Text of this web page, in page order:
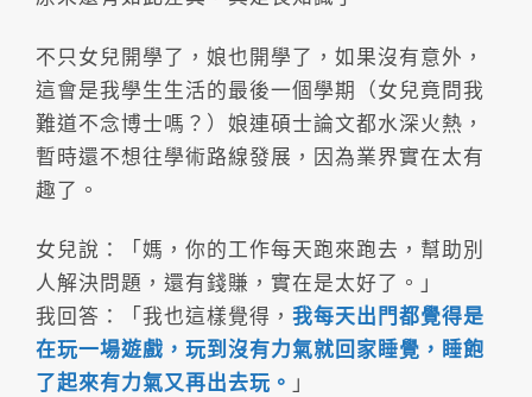
不只女兒開學了，娘也開學了，如果沒有意外，
這會是我學生生活的最後一個學期（女兒竟問我
難道不念博士嗎？）娘連碩士論文都水深火熱，
暫時還不想往學術路線發展，因為業界實在太有
趣了。
女兒說：「媽，你的工作每天跑來跑去，幫助別
人解決問題，還有錢賺，實在是太好了。」
我回答：「我也這樣覺得， 我每天出門都覺得是
在玩一場遊戲，玩到沒有力氣就回家睡覺，睡飽
了起來有力氣又再出去玩。 」